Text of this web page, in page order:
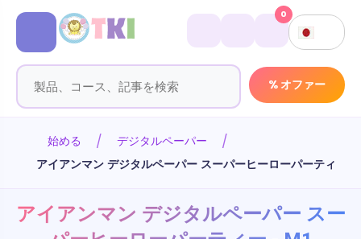
% オファー
0
始める
デジタルペーパー
アイアンマン デジタルペーパー スーパーヒーローパーティー -
アイアンマン デジタルペーパー スー